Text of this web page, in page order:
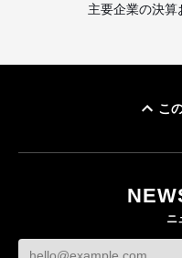
主要企業の決算
こ
ニ